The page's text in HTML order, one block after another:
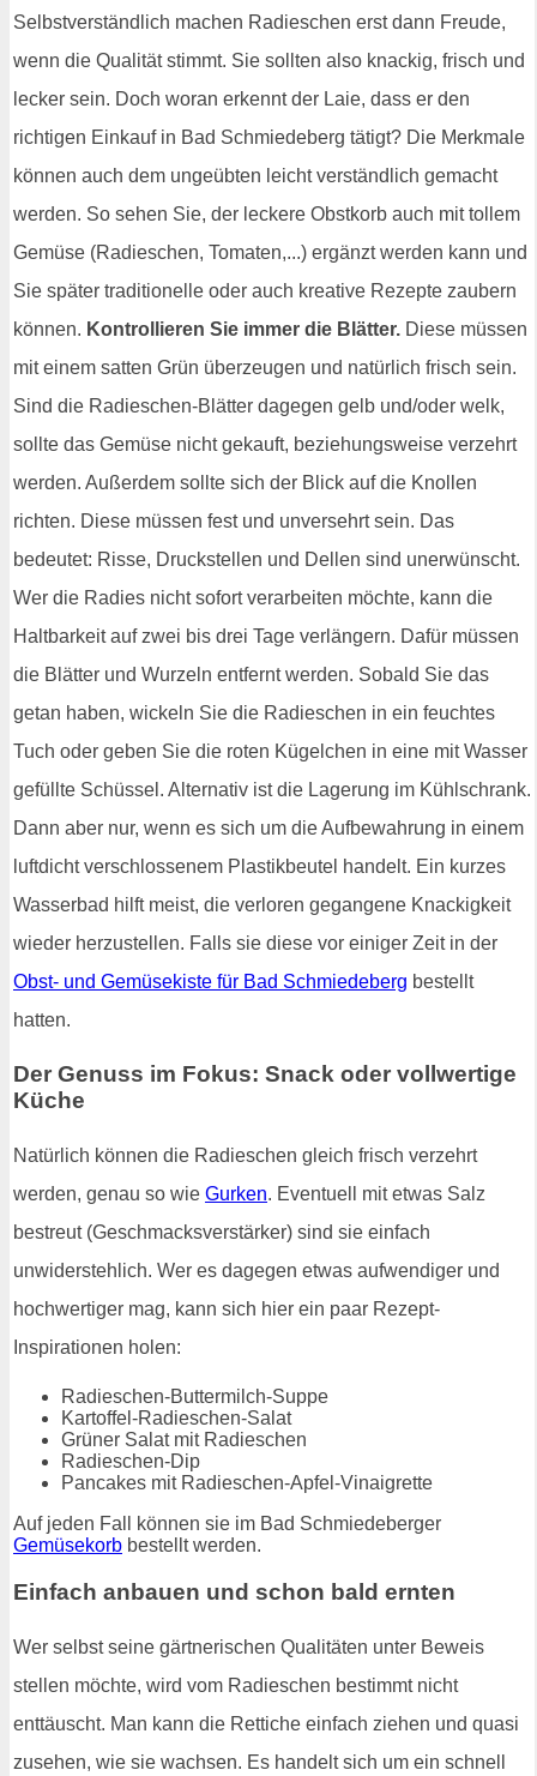
Selbstverständlich machen Radieschen erst dann Freude,
wenn die Qualität stimmt. Sie sollten also knackig, frisch und
lecker sein. Doch woran erkennt der Laie, dass er den
richtigen Einkauf in Bad Schmiedeberg tätigt? Die Merkmale
können auch dem ungeübten leicht verständlich gemacht
werden. So sehen Sie, der leckere Obstkorb auch mit tollem
Gemüse (Radieschen, Tomaten,...) ergänzt werden kann und
Sie später traditionelle oder auch kreative Rezepte zaubern
können. Kontrollieren Sie immer die Blätter. Diese müssen
mit einem satten Grün überzeugen und natürlich frisch sein.
Sind die Radieschen-Blätter dagegen gelb und/oder welk,
sollte das Gemüse nicht gekauft, beziehungsweise verzehrt
werden. Außerdem sollte sich der Blick auf die Knollen
richten. Diese müssen fest und unversehrt sein. Das
bedeutet: Risse, Druckstellen und Dellen sind unerwünscht.
Wer die Radies nicht sofort verarbeiten möchte, kann die
Haltbarkeit auf zwei bis drei Tage verlängern. Dafür müssen
die Blätter und Wurzeln entfernt werden. Sobald Sie das
getan haben, wickeln Sie die Radieschen in ein feuchtes
Tuch oder geben Sie die roten Kügelchen in eine mit Wasser
gefüllte Schüssel. Alternativ ist die Lagerung im Kühlschrank.
Dann aber nur, wenn es sich um die Aufbewahrung in einem
luftdicht verschlossenem Plastikbeutel handelt. Ein kurzes
Wasserbad hilft meist, die verloren gegangene Knackigkeit
wieder herzustellen. Falls sie diese vor einiger Zeit in der
Obst- und Gemüsekiste für Bad Schmiedeberg bestellt
hatten.
Der Genuss im Fokus: Snack oder vollwertige
Küche
Natürlich können die Radieschen gleich frisch verzehrt
werden, genau so wie Gurken. Eventuell mit etwas Salz
bestreut (Geschmacksverstärker) sind sie einfach
unwiderstehlich. Wer es dagegen etwas aufwendiger und
hochwertiger mag, kann sich hier ein paar Rezept-
Inspirationen holen:
Radieschen-Buttermilch-Suppe
Kartoffel-Radieschen-Salat
Grüner Salat mit Radieschen
Radieschen-Dip
Pancakes mit Radieschen-Apfel-Vinaigrette
Auf jeden Fall können sie im Bad Schmiedeberger
Gemüsekorb bestellt werden.
Einfach anbauen und schon bald ernten
Wer selbst seine gärtnerischen Qualitäten unter Beweis
stellen möchte, wird vom Radieschen bestimmt nicht
enttäuscht. Man kann die Rettiche einfach ziehen und quasi
zusehen, wie sie wachsen. Es handelt sich um ein schnell